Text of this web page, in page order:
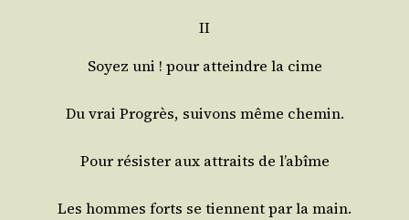
II
Soyez uni ! pour atteindre la cime
Du vrai Pro­grès, sui­vons même chemin.
Pour résis­ter aux attraits de l’abîme
Les hommes forts se tiennent par la main.